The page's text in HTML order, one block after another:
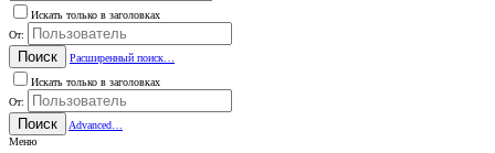
Искать только в заголовках
От:
Поиск
Расширенный поиск…
Искать только в заголовках
От:
Поиск
Advanced…
Меню